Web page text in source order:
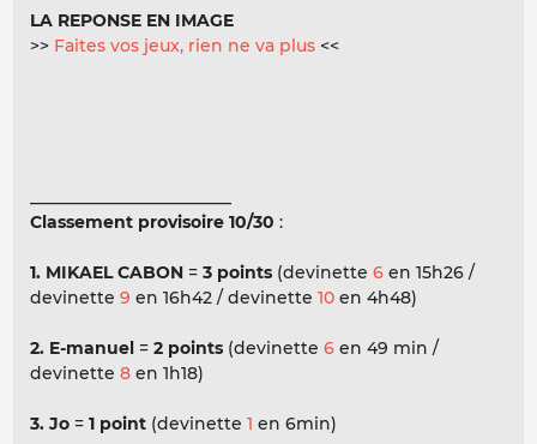
LA REPONSE EN IMAGE
>> Faites vos jeux, rien ne va plus <<
Classement provisoire 10/30 :
1. MIKAEL CABON = 3 points (devinette 6 en 15h26 /
devinette 9 en 16h42 / devinette 10 en 4h48)
2. E-manuel = 2 points (devinette 6 en 49 min /
devinette 8 en 1h18)
3. Jo = 1 point (devinette 1 en 6min)